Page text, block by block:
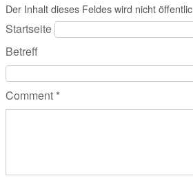
Der Inhalt dieses Feldes wird nicht
Startseite
Betreff
Comment *